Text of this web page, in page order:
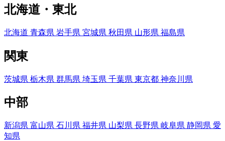
北海道・東北
北海道 青森県 岩手県 宮城県 秋田県 山形県 福島県
関東
茨城県 栃木県 群馬県 埼玉県 千葉県 東京都 神奈川県
中部
新潟県 富山県 石川県 福井県 山梨県 長野県 岐阜県 静岡県 愛
知県